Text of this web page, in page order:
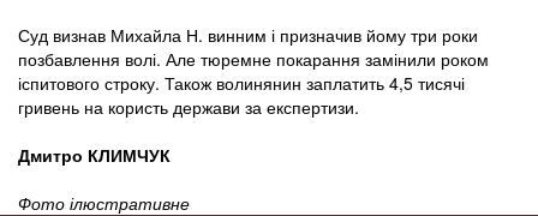
Суд визнав Михайла Н. винним і призначив йому три роки
позбавлення волі. Але тюремне покарання замінили роком
іспитового строку. Також волинянин заплатить 4,5 тисячі
гривень на користь держави за експертизи.
Дмитро КЛИМЧУК
Фото ілюстративне